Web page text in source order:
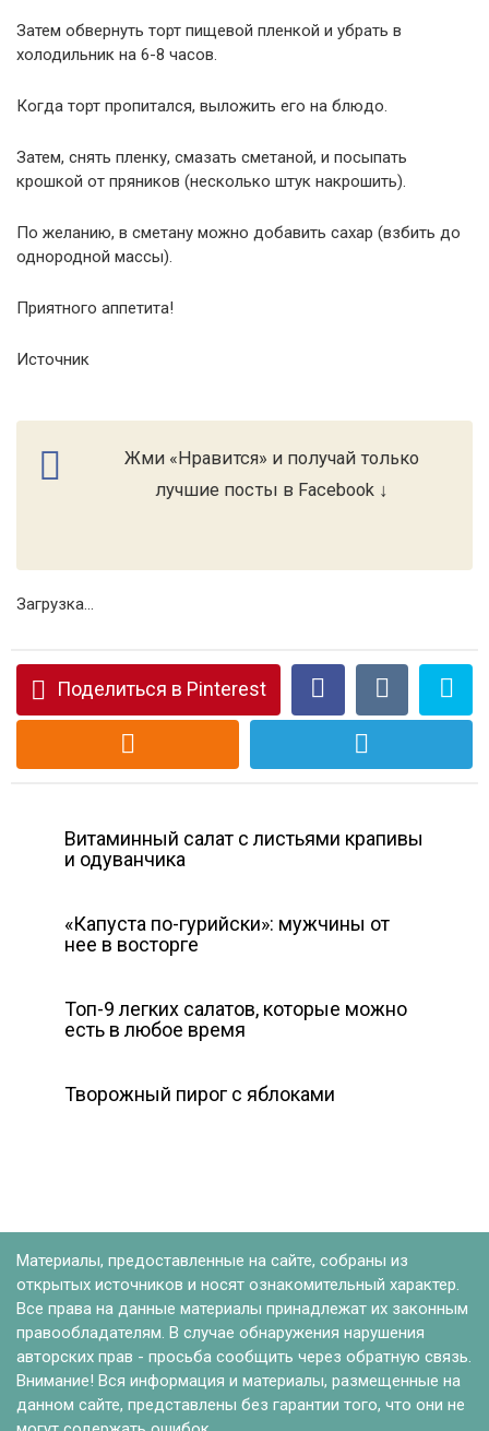
Затем обвернуть торт пищевой пленкой и убрать в
холодильник на 6-8 часов.
Когда торт пропитался, выложить его на блюдо.
Затем, снять пленку, смазать сметаной, и посыпать
крошкой от пряников (несколько штук накрошить).
По желанию, в сметану можно добавить сахар (взбить до
однородной массы).
Приятного аппетита!
Источник
Жми «Нравится» и получай только
лучшие посты в Facebook ↓
Загрузка...
Поделиться в Pinterest
Витаминный салат с листьями крапивы
и одуванчика
«Капуста по-гурийски»: мужчины от
нее в восторге
Топ-9 легких салатов, которые можно
есть в любое время
Творожный пирог с яблоками
Материалы, предоставленные на сайте, собраны из
открытых источников и носят ознакомительный характер.
Все права на данные материалы принадлежат их законным
правообладателям. В случае обнаружения нарушения
авторских прав - просьба сообщить через обратную связь.
Внимание! Вся информация и материалы, размещенные на
данном сайте, представлены без гарантии того, что они не